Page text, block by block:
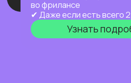
ПРАКТИКУМ
НОВЫЙ ПРАКТИКУМ
ПО OPENCLAW
Первый агент, который работает